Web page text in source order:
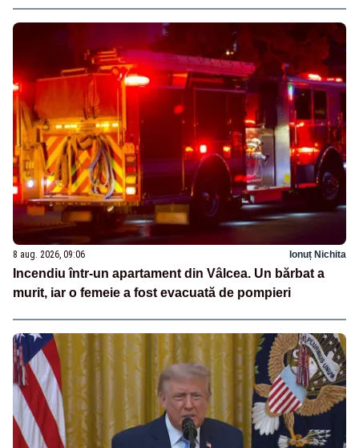
8 aug. 2026, 09:06 Ionuț Nichita
Incendiu într-un apartament din Vâlcea. Un bărbat a
murit, iar o femeie a fost evacuată de pompieri